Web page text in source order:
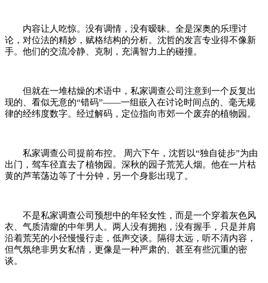
内容让人吃惊。没有调情，没有暧昧。全是深奥的乐理讨
论，对位法的精妙，赋格结构的分析。沈哲的发言专业得不像新
手。他们的交流冷静、克制，充满智力上的碰撞。
但就在一堆枯燥的术语中，私家调查公司注意到一个反复出
现的、看似无意的“错码”——一组嵌入在讨论时间点的、毫无规
律的经纬度数字。经过解码，定位指向市郊一个废弃的植物园。
私家调查公司提前布控。 周六下午，沈哲以“独自徒步”为由
出门，驾车径直去了植物园。深秋的园子荒芜人烟。他在一片枯
黄的芦苇荡边等了十分钟，另一个身影出现了。
不是私家调查公司预想中的年轻女性，而是一个穿着灰色风
衣、气质清癯的中年男人。两人没有拥抱，没有握手，只是并肩
沿着荒芜的小径慢慢行走，低声交谈。隔得太远，听不清内容，
但气氛绝非男女私情，更像是一种严肃的、甚至有些沉重的密
谈。